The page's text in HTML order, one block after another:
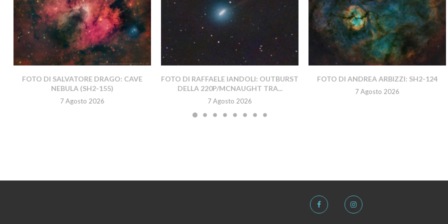
FOTO DI SALVATORE DRAGO: CAVE
NEBULA (SH2-155)
7 Agosto 2026
FOTO DI RAFFAELE IANDOLI: OUTBURST
DELLA 220P/MCNAUGHT TRA...
7 Agosto 2026
FOTO DI ANDREA ARBIZZI: SH2-124
7 Agosto 2026